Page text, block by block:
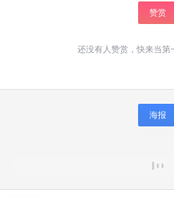
赞赏
还没有人赞赏，快来当第
海报